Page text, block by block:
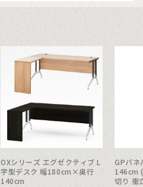
OXシリーズ エグゼクティブ L
字型デスク 幅180cm×奥行
140cm
GPパネ
146cm
切り 衝